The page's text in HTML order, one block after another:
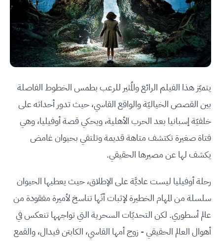
يتميّز هذا الفيلم الرائع والمُثير للرعب بطمس الخطوط الفاصلة
بين القصص الخياليّة والواقع القاسي، حيث تدور أحداثه على
خلفيّة إسبانيا بعد الحرب الأهلية، ويحكي قصة أوفيليا، وهي
فتاة صغيرة تكتشف متاهة قديمة وتلتقي بحيوان غامض
يكشف لها عن مصيرها الحقيقي.
رحلة أوفيليا ليست عاديَّة على الإطلاق، حيث يعطيها الحيوان
سلسلة من المهام الخطيرة لإثبات أنّها تناسخ لأميرة مفقودة من
عالم أسطوري. لكن التحديّات السحرية التي تواجهها تنعكس في
أهوال العالم الحقيقي - زوج أمها القاسي، الكابتن فيدال، والقمع